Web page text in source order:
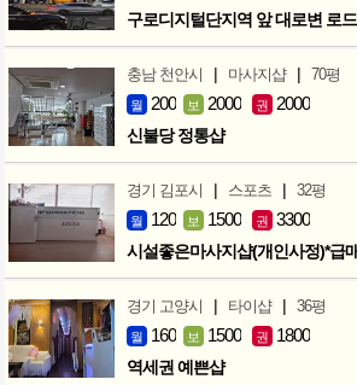
구로디지털단지역 앞 대로변 로
충남 천안시 | 마사지샵 | 70평
월 200 보 2000 권 2000
신불당 정통샵
경기 김포시 | 스포츠 | 32평
월 120 보 1500 권 3300
시설좋은마사지샵(개인사정)*급
경기 고양시 | 타이샵 | 36평
월 160 보 1500 권 1800
역세권 예쁜샵